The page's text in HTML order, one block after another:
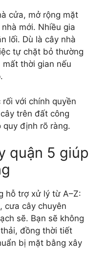
cửa, mở rộng mặt
mới. Nhiều gia
lối. Dù là cây nhà
tự chặt bỏ thường
thời gian nếu
với chính quyền
trên đất công
quy định rõ ràng.
quận 5 giúp
hỗ trợ xử lý từ A–Z:
cưa cây chuyên
sẽ. Bạn sẽ không
đồng thời tiết
bị mặt bằng xây